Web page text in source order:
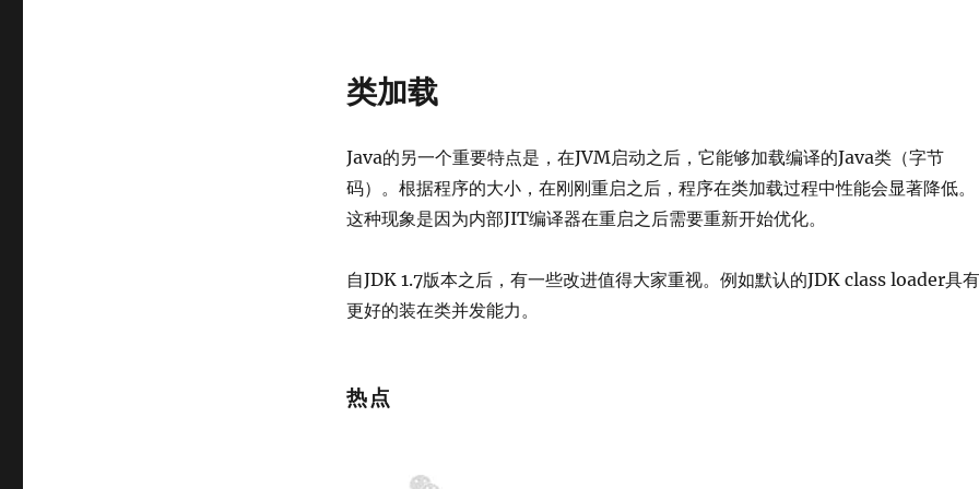
类加载
Java的另一个重要特点是，在JVM启动之后，它能够加载编译的Java类（字节
码）。根据程序的大小，在刚刚重启之后，程序在类加载过程中性能会显著降低。
这种现象是因为内部JIT编译器在重启之后需要重新开始优化。
自JDK 1.7版本之后，有一些改进值得大家重视。例如默认的JDK class loader具有
更好的装在类并发能力。
热点